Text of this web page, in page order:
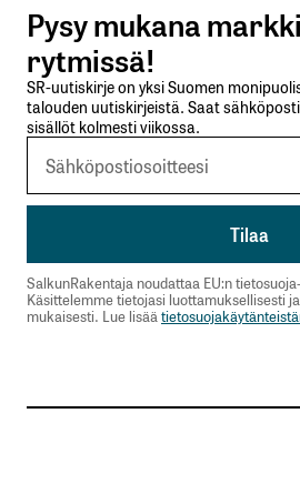
Lähetä kommentti
Pysy mukana
rytmissä!
SR-uutiskirje on yksi Suomen
talouden uutiskirjeistä. Saat
sisällöt kolmesti viikossa.
SalkunRakentaja noudattaa EU:n
Käsittelemme tietojasi luottamuksellisesti
mukaisesti. Lue lisää